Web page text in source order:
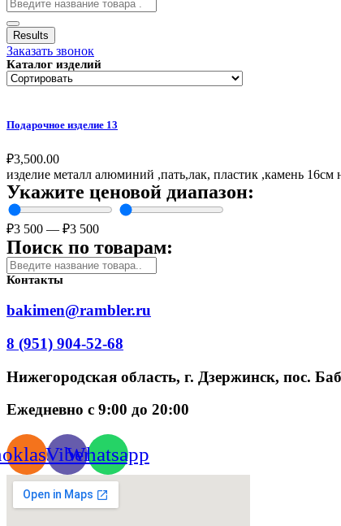
Results
Заказать звонок
Каталог изделий
Подарочное изделие 13
₽3,500.00
изделие металл алюминий ,пать,лак, пластик ,камень
Укажите ценовой диапазон:
₽3 500 — ₽3 500
Поиск по товарам:
Контакты
bakimen@rambler.ru
8 (951) 904-52-68
Нижегородская область, г. Дзержинск, пос.
Ежедневно с 9:00 до 20:00
ViberWhatsapp